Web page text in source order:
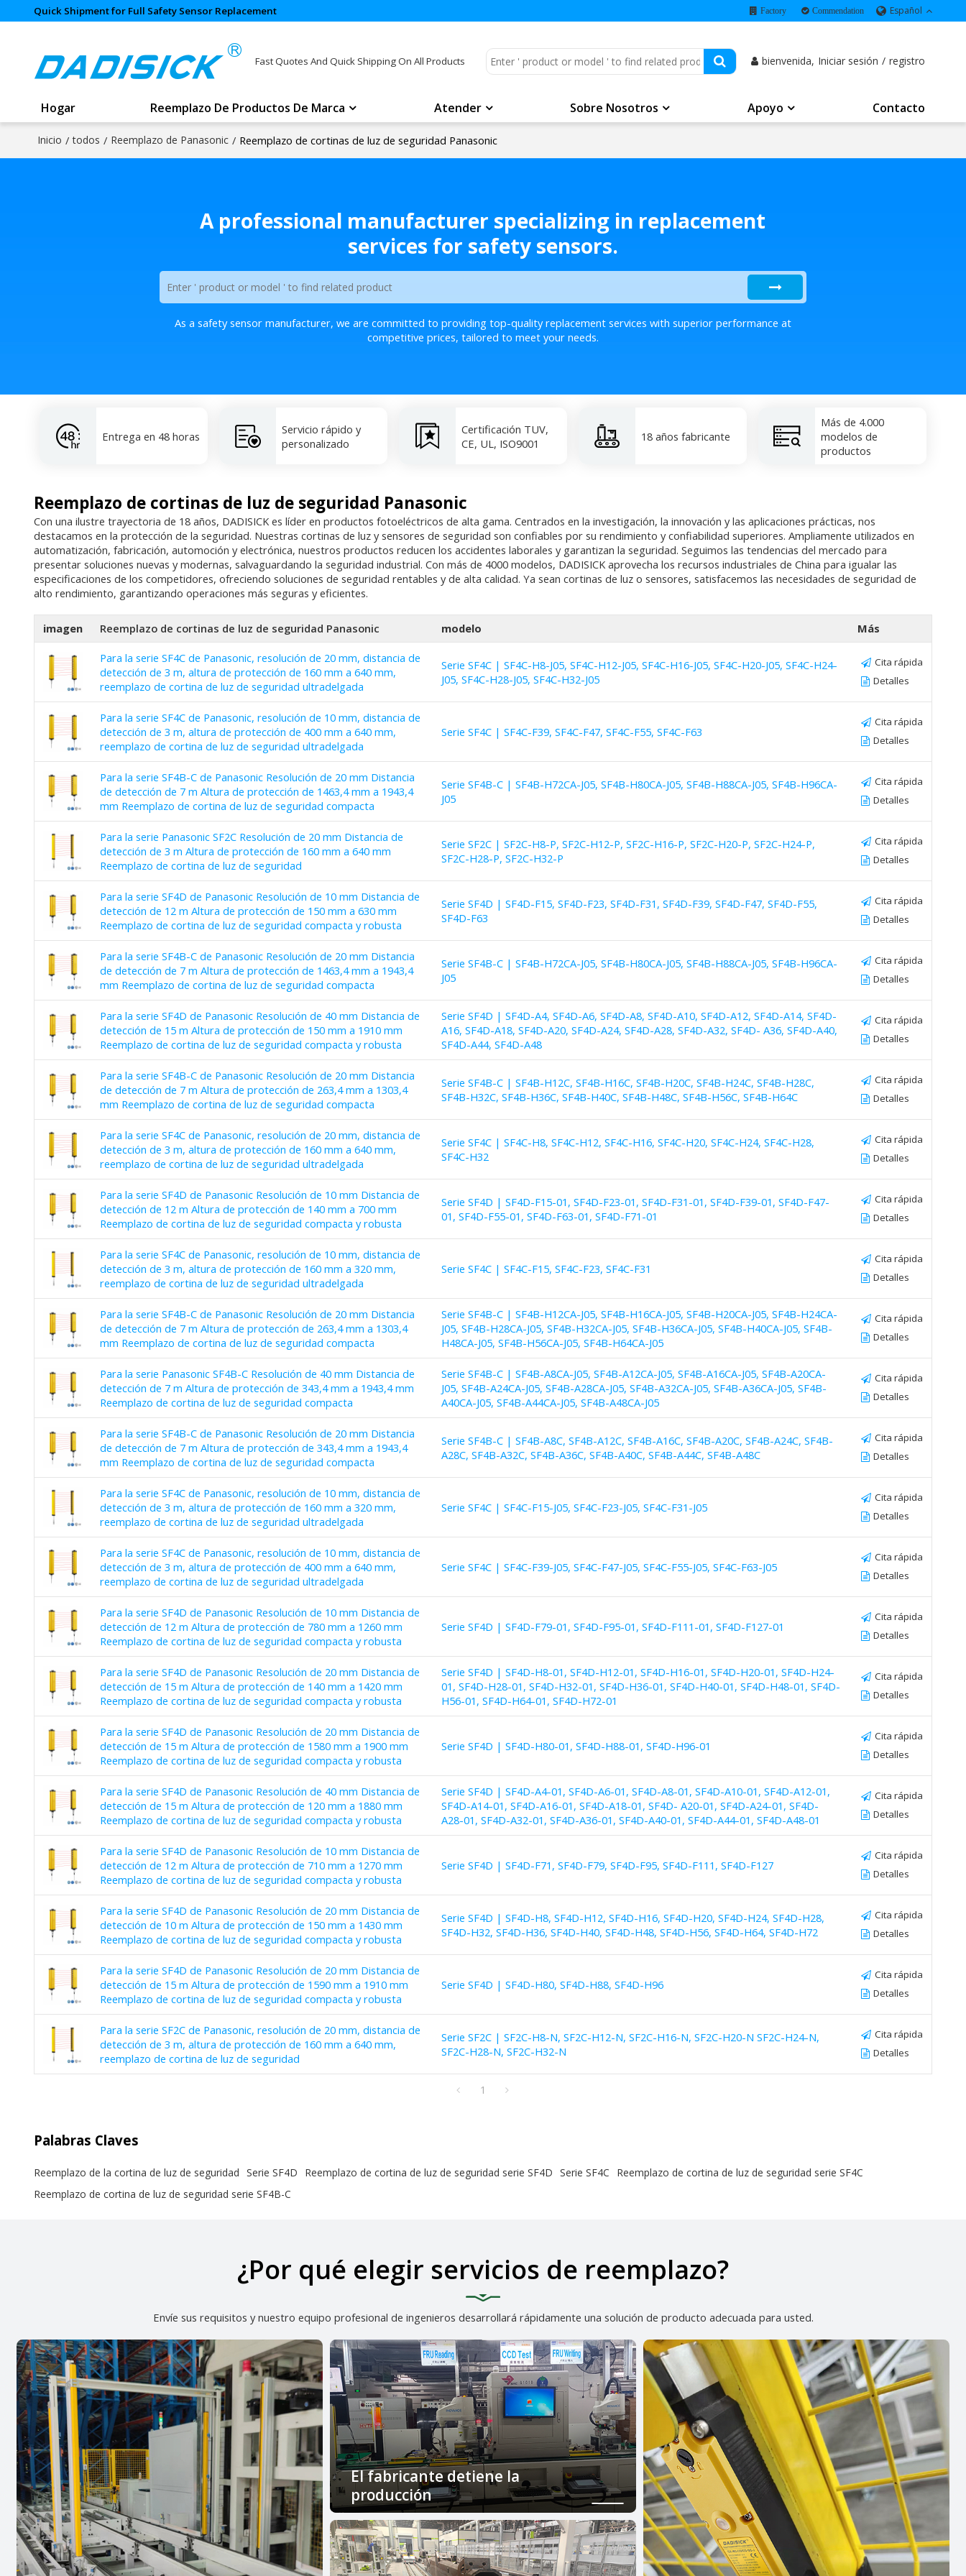
Quick Shipment for Full Safety Sensor Replacement Factory Commendation Español
Fast Quotes And Quick Shipping On All Products bienvenida, Iniciar sesión / registro
Hogar Reemplazo De Productos De Marca Atender Sobre Nosotros Apoyo Contacto
Inicio / todos / Reemplazo de Panasonic / Reemplazo de cortinas de luz de seguridad Panasonic
A professional manufacturer specializing in replacement
services for safety sensors.
As a safety sensor manufacturer, we are committed to providing top-quality replacement services with superior performance at
competitive prices, tailored to meet your needs.
Entrega en 48 horas
Servicio rápido y
personalizado
Certificación TUV,
CE, UL, ISO9001
18 años fabricante
Más de 4.000
modelos de
productos
Reemplazo de cortinas de luz de seguridad Panasonic
Con una ilustre trayectoria de 18 años, DADISICK es líder en productos fotoeléctricos de alta gama. Centrados en la investigación, la innovación y las aplicaciones prácticas, nos
destacamos en la protección de la seguridad. Nuestras cortinas de luz y sensores de seguridad son confiables por su rendimiento y confiabilidad superiores. Ampliamente utilizados en
automatización, fabricación, automoción y electrónica, nuestros productos reducen los accidentes laborales y garantizan la seguridad. Seguimos las tendencias del mercado para
presentar soluciones nuevas y modernas, salvaguardando la seguridad industrial. Con más de 4000 modelos, DADISICK aprovecha los recursos industriales de China para igualar las
especificaciones de los competidores, ofreciendo soluciones de seguridad rentables y de alta calidad. Ya sean cortinas de luz o sensores, satisfacemos las necesidades de seguridad de
alto rendimiento, garantizando operaciones más seguras y eficientes.
imagen Reemplazo de cortinas de luz de seguridad Panasonic modelo Más
Para la serie SF4C de Panasonic, resolución de 20 mm, distancia de
detección de 3 m, altura de protección de 160 mm a 640 mm,
reemplazo de cortina de luz de seguridad ultradelgada
Serie SF4C | SF4C-H8-J05, SF4C-H12-J05, SF4C-H16-J05, SF4C-H20-J05, SF4C-H24-
J05, SF4C-H28-J05, SF4C-H32-J05
Cita rápida
Detalles
Para la serie SF4C de Panasonic, resolución de 10 mm, distancia de
detección de 3 m, altura de protección de 400 mm a 640 mm,
reemplazo de cortina de luz de seguridad ultradelgada
Serie SF4C | SF4C-F39, SF4C-F47, SF4C-F55, SF4C-F63
Cita rápida
Detalles
Para la serie SF4B-C de Panasonic Resolución de 20 mm Distancia
de detección de 7 m Altura de protección de 1463,4 mm a 1943,4
mm Reemplazo de cortina de luz de seguridad compacta
Serie SF4B-C | SF4B-H72CA-J05, SF4B-H80CA-J05, SF4B-H88CA-J05, SF4B-H96CA-
J05
Cita rápida
Detalles
Para la serie Panasonic SF2C Resolución de 20 mm Distancia de
detección de 3 m Altura de protección de 160 mm a 640 mm
Reemplazo de cortina de luz de seguridad
Serie SF2C | SF2C-H8-P, SF2C-H12-P, SF2C-H16-P, SF2C-H20-P, SF2C-H24-P,
SF2C-H28-P, SF2C-H32-P
Cita rápida
Detalles
Para la serie SF4D de Panasonic Resolución de 10 mm Distancia de
detección de 12 m Altura de protección de 150 mm a 630 mm
Reemplazo de cortina de luz de seguridad compacta y robusta
Serie SF4D | SF4D-F15, SF4D-F23, SF4D-F31, SF4D-F39, SF4D-F47, SF4D-F55,
SF4D-F63
Cita rápida
Detalles
Para la serie SF4B-C de Panasonic Resolución de 20 mm Distancia
de detección de 7 m Altura de protección de 1463,4 mm a 1943,4
mm Reemplazo de cortina de luz de seguridad compacta
Serie SF4B-C | SF4B-H72CA-J05, SF4B-H80CA-J05, SF4B-H88CA-J05, SF4B-H96CA-
J05
Cita rápida
Detalles
Para la serie SF4D de Panasonic Resolución de 40 mm Distancia de
detección de 15 m Altura de protección de 150 mm a 1910 mm
Reemplazo de cortina de luz de seguridad compacta y robusta
Serie SF4D | SF4D-A4, SF4D-A6, SF4D-A8, SF4D-A10, SF4D-A12, SF4D-A14, SF4D-
A16, SF4D-A18, SF4D-A20, SF4D-A24, SF4D-A28, SF4D-A32, SF4D- A36, SF4D-A40,
SF4D-A44, SF4D-A48
Cita rápida
Detalles
Para la serie SF4B-C de Panasonic Resolución de 20 mm Distancia
de detección de 7 m Altura de protección de 263,4 mm a 1303,4
mm Reemplazo de cortina de luz de seguridad compacta
Serie SF4B-C | SF4B-H12C, SF4B-H16C, SF4B-H20C, SF4B-H24C, SF4B-H28C,
SF4B-H32C, SF4B-H36C, SF4B-H40C, SF4B-H48C, SF4B-H56C, SF4B-H64C
Cita rápida
Detalles
Para la serie SF4C de Panasonic, resolución de 20 mm, distancia de
detección de 3 m, altura de protección de 160 mm a 640 mm,
reemplazo de cortina de luz de seguridad ultradelgada
Serie SF4C | SF4C-H8, SF4C-H12, SF4C-H16, SF4C-H20, SF4C-H24, SF4C-H28,
SF4C-H32
Cita rápida
Detalles
Para la serie SF4D de Panasonic Resolución de 10 mm Distancia de
detección de 12 m Altura de protección de 140 mm a 700 mm
Reemplazo de cortina de luz de seguridad compacta y robusta
Serie SF4D | SF4D-F15-01, SF4D-F23-01, SF4D-F31-01, SF4D-F39-01, SF4D-F47-
01, SF4D-F55-01, SF4D-F63-01, SF4D-F71-01
Cita rápida
Detalles
Para la serie SF4C de Panasonic, resolución de 10 mm, distancia de
detección de 3 m, altura de protección de 160 mm a 320 mm,
reemplazo de cortina de luz de seguridad ultradelgada
Serie SF4C | SF4C-F15, SF4C-F23, SF4C-F31
Cita rápida
Detalles
Para la serie SF4B-C de Panasonic Resolución de 20 mm Distancia
de detección de 7 m Altura de protección de 263,4 mm a 1303,4
mm Reemplazo de cortina de luz de seguridad compacta
Serie SF4B-C | SF4B-H12CA-J05, SF4B-H16CA-J05, SF4B-H20CA-J05, SF4B-H24CA-
J05, SF4B-H28CA-J05, SF4B-H32CA-J05, SF4B-H36CA-J05, SF4B-H40CA-J05, SF4B-
H48CA-J05, SF4B-H56CA-J05, SF4B-H64CA-J05
Cita rápida
Detalles
Para la serie Panasonic SF4B-C Resolución de 40 mm Distancia de
detección de 7 m Altura de protección de 343,4 mm a 1943,4 mm
Reemplazo de cortina de luz de seguridad compacta
Serie SF4B-C | SF4B-A8CA-J05, SF4B-A12CA-J05, SF4B-A16CA-J05, SF4B-A20CA-
J05, SF4B-A24CA-J05, SF4B-A28CA-J05, SF4B-A32CA-J05, SF4B-A36CA-J05, SF4B-
A40CA-J05, SF4B-A44CA-J05, SF4B-A48CA-J05
Cita rápida
Detalles
Para la serie SF4B-C de Panasonic Resolución de 20 mm Distancia
de detección de 7 m Altura de protección de 343,4 mm a 1943,4
mm Reemplazo de cortina de luz de seguridad compacta
Serie SF4B-C | SF4B-A8C, SF4B-A12C, SF4B-A16C, SF4B-A20C, SF4B-A24C, SF4B-
A28C, SF4B-A32C, SF4B-A36C, SF4B-A40C, SF4B-A44C, SF4B-A48C
Cita rápida
Detalles
Para la serie SF4C de Panasonic, resolución de 10 mm, distancia de
detección de 3 m, altura de protección de 160 mm a 320 mm,
reemplazo de cortina de luz de seguridad ultradelgada
Serie SF4C | SF4C-F15-J05, SF4C-F23-J05, SF4C-F31-J05
Cita rápida
Detalles
Para la serie SF4C de Panasonic, resolución de 10 mm, distancia de
detección de 3 m, altura de protección de 400 mm a 640 mm,
reemplazo de cortina de luz de seguridad ultradelgada
Serie SF4C | SF4C-F39-J05, SF4C-F47-J05, SF4C-F55-J05, SF4C-F63-J05
Cita rápida
Detalles
Para la serie SF4D de Panasonic Resolución de 10 mm Distancia de
detección de 12 m Altura de protección de 780 mm a 1260 mm
Reemplazo de cortina de luz de seguridad compacta y robusta
Serie SF4D | SF4D-F79-01, SF4D-F95-01, SF4D-F111-01, SF4D-F127-01
Cita rápida
Detalles
Para la serie SF4D de Panasonic Resolución de 20 mm Distancia de
detección de 15 m Altura de protección de 140 mm a 1420 mm
Reemplazo de cortina de luz de seguridad compacta y robusta
Serie SF4D | SF4D-H8-01, SF4D-H12-01, SF4D-H16-01, SF4D-H20-01, SF4D-H24-
01, SF4D-H28-01, SF4D-H32-01, SF4D-H36-01, SF4D-H40-01, SF4D-H48-01, SF4D-
H56-01, SF4D-H64-01, SF4D-H72-01
Cita rápida
Detalles
Para la serie SF4D de Panasonic Resolución de 20 mm Distancia de
detección de 15 m Altura de protección de 1580 mm a 1900 mm
Reemplazo de cortina de luz de seguridad compacta y robusta
Serie SF4D | SF4D-H80-01, SF4D-H88-01, SF4D-H96-01
Cita rápida
Detalles
Para la serie SF4D de Panasonic Resolución de 40 mm Distancia de
detección de 15 m Altura de protección de 120 mm a 1880 mm
Reemplazo de cortina de luz de seguridad compacta y robusta
Serie SF4D | SF4D-A4-01, SF4D-A6-01, SF4D-A8-01, SF4D-A10-01, SF4D-A12-01,
SF4D-A14-01, SF4D-A16-01, SF4D-A18-01, SF4D- A20-01, SF4D-A24-01, SF4D-
A28-01, SF4D-A32-01, SF4D-A36-01, SF4D-A40-01, SF4D-A44-01, SF4D-A48-01
Cita rápida
Detalles
Para la serie SF4D de Panasonic Resolución de 10 mm Distancia de
detección de 12 m Altura de protección de 710 mm a 1270 mm
Reemplazo de cortina de luz de seguridad compacta y robusta
Serie SF4D | SF4D-F71, SF4D-F79, SF4D-F95, SF4D-F111, SF4D-F127
Cita rápida
Detalles
Para la serie SF4D de Panasonic Resolución de 20 mm Distancia de
detección de 10 m Altura de protección de 150 mm a 1430 mm
Reemplazo de cortina de luz de seguridad compacta y robusta
Serie SF4D | SF4D-H8, SF4D-H12, SF4D-H16, SF4D-H20, SF4D-H24, SF4D-H28,
SF4D-H32, SF4D-H36, SF4D-H40, SF4D-H48, SF4D-H56, SF4D-H64, SF4D-H72
Cita rápida
Detalles
Para la serie SF4D de Panasonic Resolución de 20 mm Distancia de
detección de 15 m Altura de protección de 1590 mm a 1910 mm
Reemplazo de cortina de luz de seguridad compacta y robusta
Serie SF4D | SF4D-H80, SF4D-H88, SF4D-H96
Cita rápida
Detalles
Para la serie SF2C de Panasonic, resolución de 20 mm, distancia de
detección de 3 m, altura de protección de 160 mm a 640 mm,
reemplazo de cortina de luz de seguridad
Serie SF2C | SF2C-H8-N, SF2C-H12-N, SF2C-H16-N, SF2C-H20-N SF2C-H24-N,
SF2C-H28-N, SF2C-H32-N
Cita rápida
Detalles
1
Palabras Claves
Reemplazo de la cortina de luz de seguridad Serie SF4D Reemplazo de cortina de luz de seguridad serie SF4D Serie SF4C
Reemplazo de cortina de luz de seguridad serie SF4C
Reemplazo de cortina de luz de seguridad serie SF4B-C
¿Por qué elegir servicios de reemplazo?
Envíe sus requisitos y nuestro equipo profesional de ingenieros desarrollará rápidamente una solución de producto adecuada para usted.
El fabricante detiene la
producción
El fabricante original ha parado la producción y
ya no está disponible en el mercado.